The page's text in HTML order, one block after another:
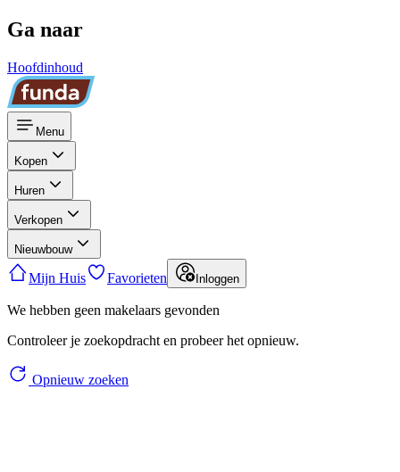
Ga naar
Hoofdinhoud
Menu
Kopen
Huren
Verkopen
Nieuwbouw
Mijn Huis Favorieten Inloggen
We hebben geen makelaars gevonden
Controleer je zoekopdracht en probeer het opnieuw.
Opnieuw zoeken